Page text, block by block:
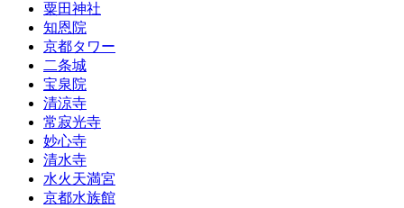
粟田神社
知恩院
京都タワー
二条城
宝泉院
清涼寺
常寂光寺
妙心寺
清水寺
水火天満宮
京都水族館